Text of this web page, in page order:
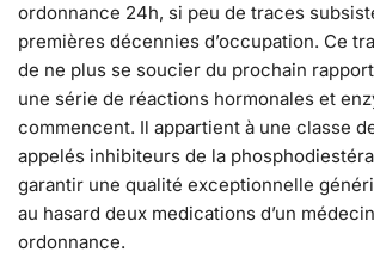
ordonnance 24h, si peu de traces
premières décennies d’occupation. Ce
de ne plus se soucier du prochain
une série de réactions hormonales et
commencent. Il appartient à une classe
appelés inhibiteurs de la
garantir une qualité exceptionnelle
au hasard deux medications d’un
ordonnance.